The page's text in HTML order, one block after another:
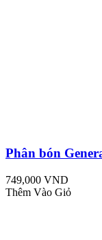
Phân bón
749,000 VND
Thêm Vào Giỏ